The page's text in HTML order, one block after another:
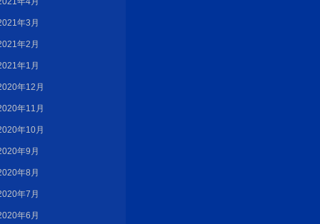
年3月
年2月
年1月
年12月
年11月
年10月
年9月
年8月
年7月
年6月